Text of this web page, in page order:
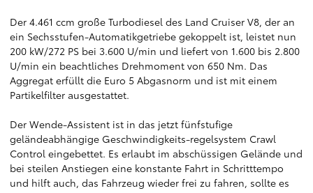
Der 4.461 ccm große Turbodiesel des Land Cruiser V8, der an
ein Sechsstufen-Automatikgetriebe gekoppelt ist, leistet nun
200 kW/272 PS bei 3.600 U/min und liefert von 1.600 bis 2.800
U/min ein beachtliches Drehmoment von 650 Nm. Das
Aggregat erfüllt die Euro 5 Abgasnorm und ist mit einem
Partikelfilter ausgestattet.
Der Wende-Assistent ist in das jetzt fünfstufige
geländeabhängige Geschwindigkeits-regelsystem Crawl
Control eingebettet. Es erlaubt im abschüssigen Gelände und
bei steilen Anstiegen eine konstante Fahrt in Schritttempo
und hilft auch, das Fahrzeug wieder frei zu fahren, sollte es